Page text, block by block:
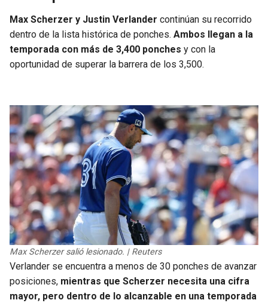
Max Scherzer y Justin Verlander continúan su recorrido
dentro de la lista histórica de ponches. Ambos llegan a la
temporada con más de 3,400 ponches y con la
oportunidad de superar la barrera de los 3,500.
Max Scherzer salió lesionado. | Reuters
Verlander se encuentra a menos de 30 ponches de avanzar
posiciones, mientras que Scherzer necesita una cifra
mayor, pero dentro de lo alcanzable en una temporada